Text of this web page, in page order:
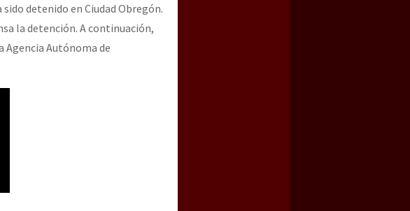
detenido en Ciudad Obregón.
la detención. A continuación,
Agencia Autónoma de